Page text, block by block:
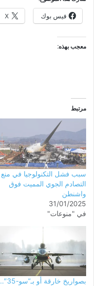
فيس بوك X
معجب بهذه:
مرتبط
سبب فشل التكنولوجيا في منع
التصادم الجوي المميت فوق
واشنطن
31/01/2025
في "منوعات"
بصواريخ خارقة أو بـ”سو-35″..